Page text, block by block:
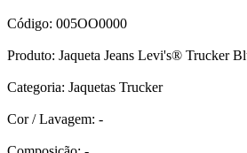
Código: 005OO0000
Produto: Jaqueta Jeans Levi's® Trucker
Categoria: Jaquetas Trucker
Cor / Lavagem: -